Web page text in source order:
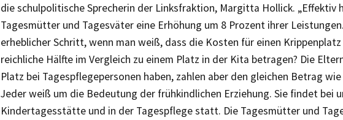
die schulpolitische Sprecherin der Linksfraktion, Margitta Hollick. „Effektiv
Tagesmütter und Tagesväter eine Erhöhung um 8 Prozent ihrer
erheblicher Schritt, wenn man weiß, dass die Kosten für einen
reichliche Hälfte im Vergleich zu einem Platz in der Kita betragen? Die
Platz bei Tagespflegepersonen haben, zahlen aber den gleichen Betrag
Jeder weiß um die Bedeutung der frühkindlichen Erziehung. Sie findet bei
Kindertagesstätte und in der Tagespflege statt. Die Tagesmütter und